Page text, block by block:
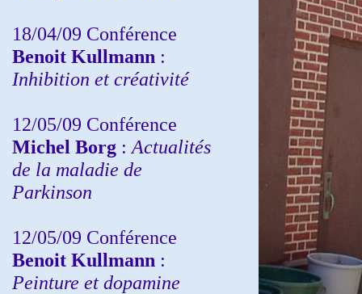
18/04/09 Conférence
Benoit Kullmann :
Inhibition et créativité
12/05/09 Conférence
Michel Borg : Actualités
de la maladie de
Parkinson
12/05/09 Conférence
Benoit Kullmann :
Peinture et dopamine